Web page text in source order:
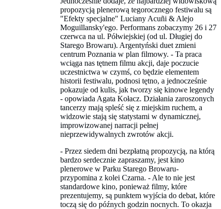
propozycją plenerową tegorocznego festiwalu są
"Efekty specjalne" Luciany Acuñi & Alejo
Moguillansky'ego. Performans zobaczymy 26 i 27
czerwca na ul. Półwiejskiej (od ul. Długiej do
Starego Browaru). Argentyński duet zmieni
centrum Poznania w plan filmowy. - Ta praca
wciąga nas tętnem filmu akcji, daje poczucie
uczestnictwa w czymś, co będzie elementem
historii festiwalu, podnosi tętno, a jednocześnie
pokazuje od kulis, jak tworzy się kinowe legendy
- opowiada Agata Kołacz. Działania zaroszonych
tancerzy mają spleść się z miejskim ruchem, a
widzowie stają się statystami w dynamicznej,
improwizowanej narracji pełnej
nieprzewidywalnych zwrotów akcji.
- Przez siedem dni bezpłatną propozycją, na którą
bardzo serdecznie zapraszamy, jest kino
plenerowe w Parku Starego Browaru-
przypomina z kolei Czarna. - Ale to nie jest
standardowe kino, ponieważ filmy, które
prezentujemy, są punktem wyjścia do debat, które
toczą się do późnych godzin nocnych. To okazja